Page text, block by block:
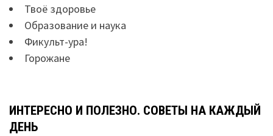
Твоё здоровье
Образование и наука
Фикульт-ура!
Горожане
ИНТЕРЕСНО И ПОЛЕЗНО. СОВЕТЫ НА КАЖДЫЙ
ДЕНЬ